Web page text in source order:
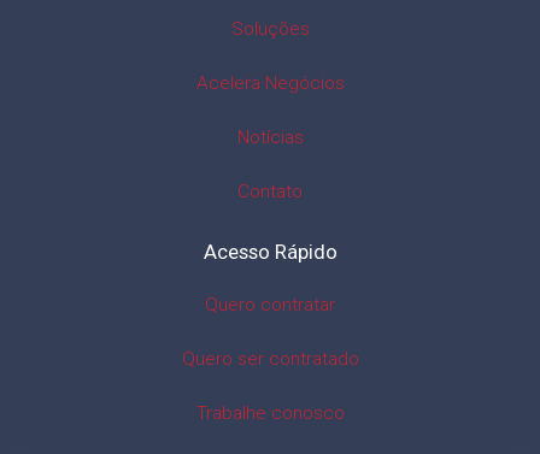
Soluções
Acelera Negócios
Notícias
Contato
Acesso Rápido
Quero contratar
Quero ser contratado
Trabalhe conosco